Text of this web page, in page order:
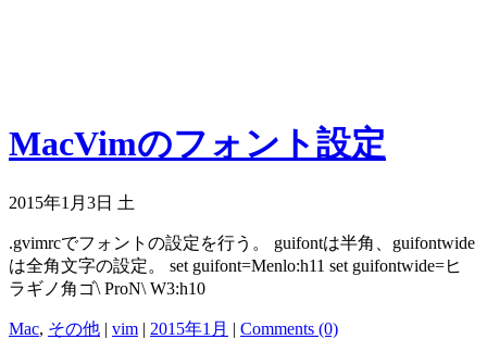
MacVimのフォント設定
2015年1月3日 土
.gvimrcでフォントの設定を行う。 guifontは半角、guifontwide
は全角文字の設定。 set guifont=Menlo:h11 set guifontwide=ヒ
ラギノ角ゴ\ ProN\ W3:h10
Mac, その他 | vim | 2015年1月 | Comments (0)